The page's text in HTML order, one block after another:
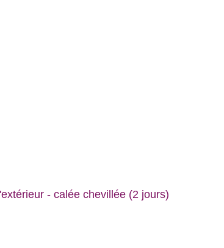
- calée chevillée (2 jours)